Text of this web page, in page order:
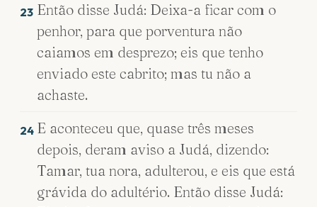
23 Então disse Judá: Deixa-a ficar com o
penhor, para que porventura não
caiamos em desprezo; eis que tenho
enviado este cabrito; mas tu não a
achaste.
24 E aconteceu que, quase três meses
depois, deram aviso a Judá, dizendo:
Tamar, tua nora, adulterou, e eis que está
grávida do adultério. Então disse Judá: